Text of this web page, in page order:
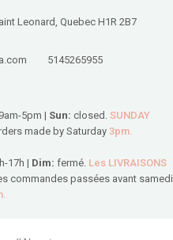
Leonard, Quebec H1R 2B7
5145265955
9am-5pm | Sun: closed. SUNDAY
made by Saturday 3pm.
17h | Dim: fermé. Les LIVRAISONS
commandes passées avant samedi